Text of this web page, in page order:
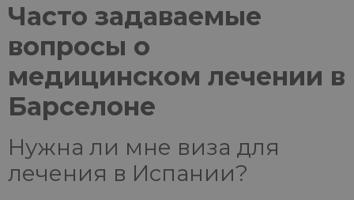
Часто задаваемые
вопросы о
медицинском лечении в
Барселоне
Нужна ли мне виза для
лечения в Испании?